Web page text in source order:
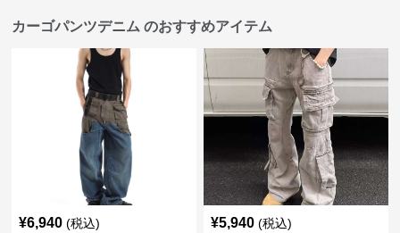
カーゴパンツデニム のおすすめアイテム
¥6,940 (税込) ¥5,940 (税込)